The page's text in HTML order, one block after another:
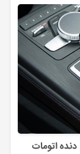
دنده اتومات